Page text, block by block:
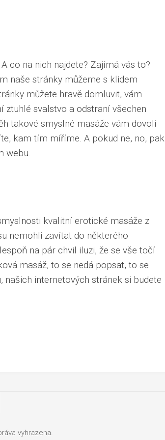
co na nich najdete? Zajímá vás to?
naše stránky můžeme s klidem
můžete hravě domluvit, vám
ztuhlé svalstvo a odstraní všechen
takové smyslné masáže vám dovolí
kam tím míříme. A pokud ne, no, pak
webu.
kvalitní erotické masáže z
nemohli zavítat do některého
na pár chvil iluzi, že se vše točí
masáž, to se nedá popsat, to se
internetových stránek si budete
vyhrazena.